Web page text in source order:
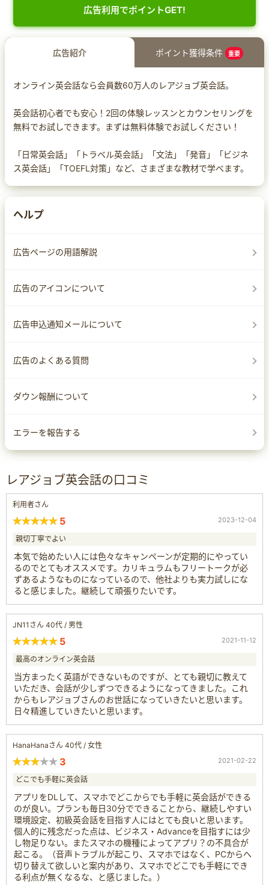
広告利用でポイントGET!
広告紹介 ポイント獲得条件 重要
オンライン英会話なら会員数60万人のレアジョブ英会話。
英会話初心者でも安心！2回の体験レッスンとカウンセリングを
無料でお試しできます。まずは無料体験でお試しください！
「日常英会話」「トラベル英会話」「文法」「発音」「ビジネ
ス英会話」「TOEFL対策」など、さまざまな教材で学べます。
ヘルプ
広告ページの用語解説
広告のアイコンについて
広告申込通知メールについて
広告のよくある質問
ダウン報酬について
エラーを報告する
レアジョブ英会話の口コミ
利用者さん
5 2023-12-04
親切丁寧でよい
本気で始めたい人には色々なキャンペーンが定期的にやってい
るのでとてもオススメです。カリキュラムもフリートークが必
ずあるようなものになっているので、他社よりも実力試しにな
ると感じました。継続して頑張りたいです。
JN11さん 40代 / 男性
5 2021-11-12
最高のオンライン英会話
当方まったく英語ができないものですが、とても親切に教えて
いただき、会話が少しずつできるようになってきました。これ
からもレアジョブさんのお世話になっていきたいと思います。
日々精進していきたいと思います。
HanaHanaさん 40代 / 女性
3 2021-02-22
どこでも手軽に英会話
アプリをDLして、スマホでどこからでも手軽に英会話ができる
のが良い。プランも毎日30分でできることから、継続しやすい
環境設定、初級英会話を目指す人にはとても良いと思います。
個人的に残念だった点は、ビジネス・Advanceを目指すには少
し物足りない。またスマホの機種によってアプリ？の不具合が
起こる。（音声トラブルが起こり、スマホではなく、PCからへ
切り替えて欲しいと案内があり、スマホでどこでも手軽にでき
る利点が無くなるな、と感じました。）